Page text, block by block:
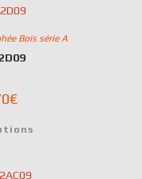
Bois série A
€